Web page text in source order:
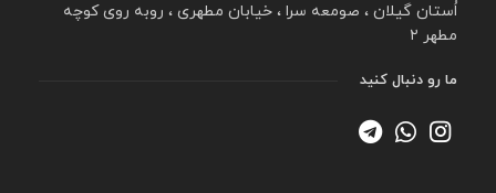
اُستان گیلان ، صومعه سرا ، خیابان مطهری ، روبه روی کوچه
مطهر ۲
ما رو دنبال کنید